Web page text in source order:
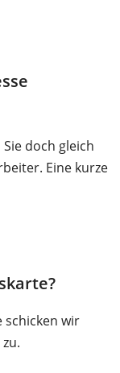
doch gleich
Eine kurze
schicken wir